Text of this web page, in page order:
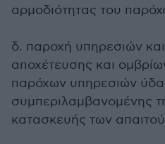
αρμοδιότητας του
δ. παροχή υπηρεσιών
αποχέτευσης και
παρόχων υπηρεσιών
συμπεριλαμβανομένης
κατασκευής των